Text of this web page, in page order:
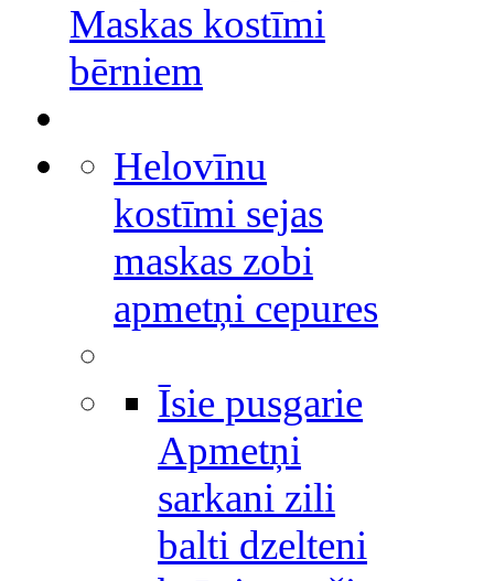
Maskas kostīmi
bērniem
Helovīnu
kostīmi sejas
maskas zobi
apmetņi cepures
Īsie pusgarie
Apmetņi
sarkani zili
balti dzelteni